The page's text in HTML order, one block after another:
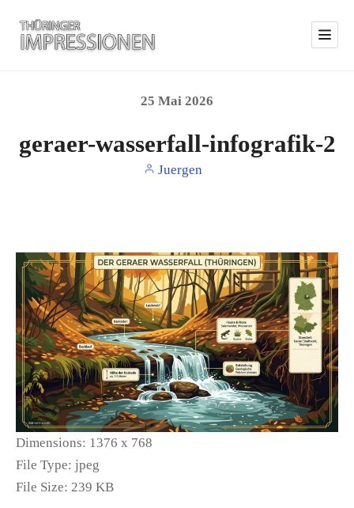
25 Mai 2026
geraer-wasserfall-infografik-2
Juergen
Dimensions: 1376 x 768
File Type: jpeg
File Size: 239 KB